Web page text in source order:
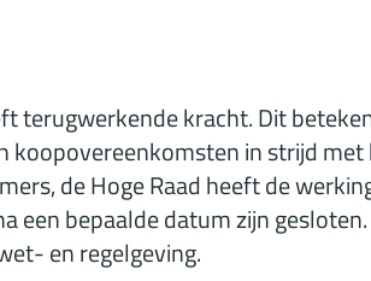
terugwerkende kracht. Dit
koopovereenkomsten in strijd met
de Hoge Raad heeft de
een bepaalde datum zijn
en regelgeving.